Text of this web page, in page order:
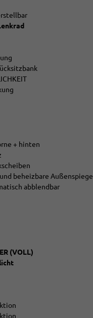
+ hinten
beheizbare Außenspiegel
abblendbar
(VOLL)